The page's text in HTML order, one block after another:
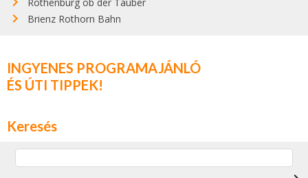
Brienz Rothorn Bahn
INGYENES PROGRAMAJÁNLÓ
ÉS ÚTI TIPPEK!
Keresés